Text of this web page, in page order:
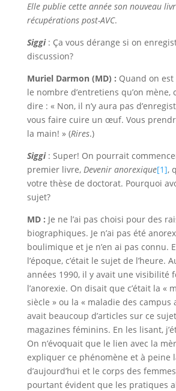
Elle publie cette année son nouveau
récupérations post-AVC.
Siggi: Ça vous dérange si on
discussion?
Muriel Darmon (MD) : Quand on est
le nombre d’entretiens qu’on mène,
dire : « Non, il n’y aura pas
vous faire cuire un œuf. Vous
la main! » (Rires.)
Siggi: Super! On pourrait
premier livre, Devenir anorexique[1],
votre thèse de doctorat. Pourquoi
sujet?
MD : Je ne l’ai pas choisi pour des
biographiques. Je n’ai pas été
boulimique et je n’en ai pas connu.
l’époque, c’était le sujet de l’heure.
années 1990, il y avait une visibilité
l’anorexie. On disait que c’était la «
siècle » ou la « maladie des campus
avait beaucoup d’articles sur ce
magazines féminins. En les lisant,
On n’évoquait que le lien avec la
expliquer ce phénomène et à peine
d’aujourd’hui et le corps des
pourtant évident que les pratiques